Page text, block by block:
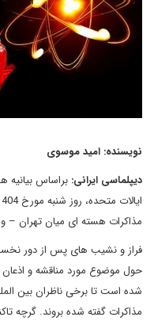
نویسنده: امید موسوی
دیپلماسی ایرانی: براساس بیانیه
مذاکرات هسته ای میان تهران –
فراز و نشیب های پس از دور
حول موضوع مورد مناقشه و
شده است تا برخی ناظران بین
مذاکرات گفته شده بروند. گرچه